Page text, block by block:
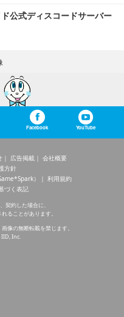
公式ディスコードサーバー
Facebook YouTube
広告掲載
会社概要
方針
）
利用規約
づく表記
契約した場合に、
ることがあります。
像の無断転載を禁じます。
Inc.